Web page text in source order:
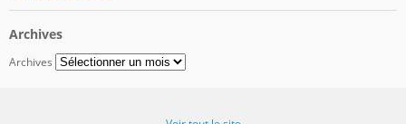
Archives
Archives